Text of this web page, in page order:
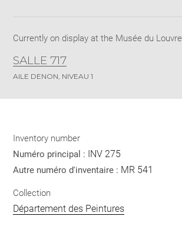
Currently on display at the Musée du Louvre
SALLE 717
AILE DENON, NIVEAU 1
Inventory number
Numéro principal : INV 275
Autre numéro d'inventaire : MR 541
Collection
Département des Peintures